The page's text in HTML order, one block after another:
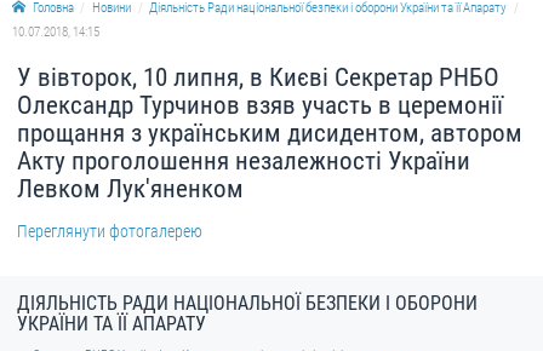
Апарат Ради національної безпеки і оборони України
Історична довідка про діяльність Ради національної безпеки і оборони України
ОФІЦІЙНІ ДОКУМЕНТИ
ПРЕСЦЕНТР
Новини
Фотогалерея
Головна Новини
Діяльність Ради національної безпеки і оборони України та її Апарату
10.07.2018, 14:15
У вівторок, 10 липня, в Києві Секретар РНБО
Олександр Турчинов взяв участь в церемонії
прощання з українським дисидентом, автором
Акту проголошення незалежності України
Левком Лук'яненком
Переглянути фотогалерею
ДІЯЛЬНІСТЬ РАДИ НАЦІОНАЛЬНОЇ БЕЗПЕКИ І ОБОРОНИ
УКРАЇНИ ТА ЇЇ АПАРАТУ